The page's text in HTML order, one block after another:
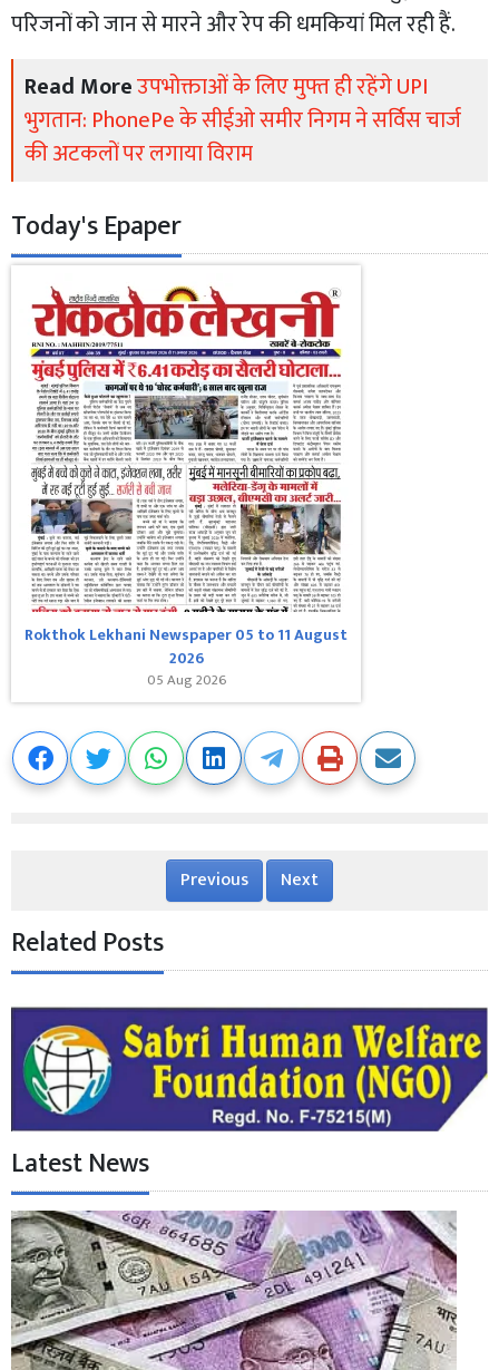
परिजनों को जान से मारने और रेप की धमकियां मिल रही हैं.
Read Moreउपभोक्ताओं के लिए मुफ्त ही रहेंगे UPI
भुगतान: PhonePe के सीईओ समीर निगम ने सर्विस चार्ज
की अटकलों पर लगाया विराम
Today's Epaper
Rokthok Lekhani Newspaper 05 to 11 August
2026
05 Aug 2026
Previous Next
Related Posts
Latest News